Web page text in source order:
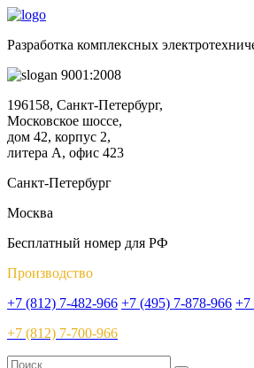
Разработка комплексных
9001:2008
196158, Санкт-Петербург,
Московское шоссе,
дом 42, корпус 2,
литера А, офис 423
Санкт-Петербург
Москва
Бесплатный номер для РФ
Производство
+7 (812) 7-482-966 +7 (495) 7-878-966 +7
+7 (812) 7-700-966